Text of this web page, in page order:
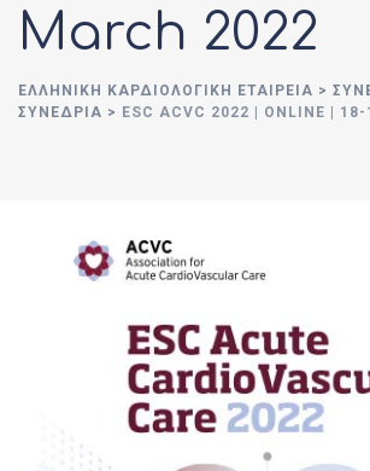
March 2022
ΕΛΛΗΝΙΚΉ ΚΑΡΔΙΟΛΟΓΙΚΉ ΕΤΑΙΡΕΊΑ >
ΣΥΝΈΔΡΙΑ > ESC ACVC 2022 | ONLINE |